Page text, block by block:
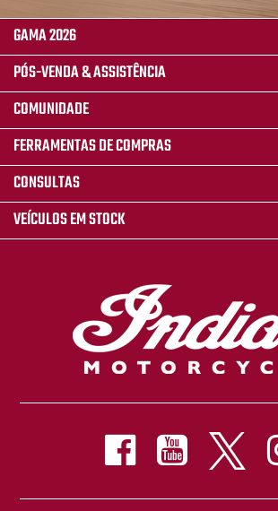
GAMA 2026
PÓS-VENDA & ASSISTÊNCIA
COMUNIDADE
FERRAMENTAS DE COMPRAS
CONSULTAS
VEÍCULOS EM STOCK